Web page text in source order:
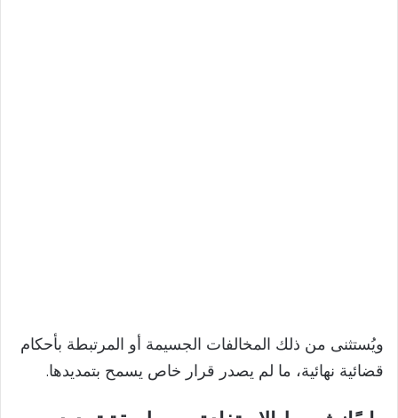
ويُستثنى من ذلك المخالفات الجسيمة أو المرتبطة بأحكام
قضائية نهائية، ما لم يصدر قرار خاص يسمح بتمديدها.